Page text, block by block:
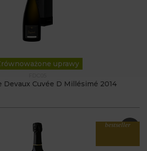
uprawy
Devaux Cuvée D Millésimé 2014
bestseller